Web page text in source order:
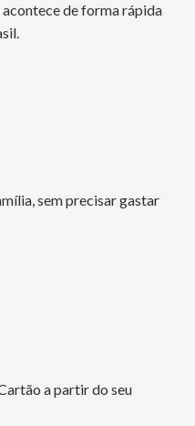
de forma rápida
sem precisar gastar
a partir do seu